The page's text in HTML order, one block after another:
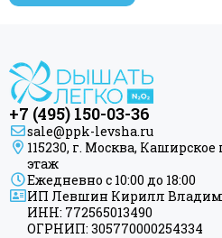
+7 (495) 150-03-36
sale@ppk-levsha.ru
115230, г. Москва, Каширское
этаж
Ежедневно с 10:00 до 18:00
ИП Левшин Кирилл
ИНН: 772565013490
ОГРНИП: 305770000254334